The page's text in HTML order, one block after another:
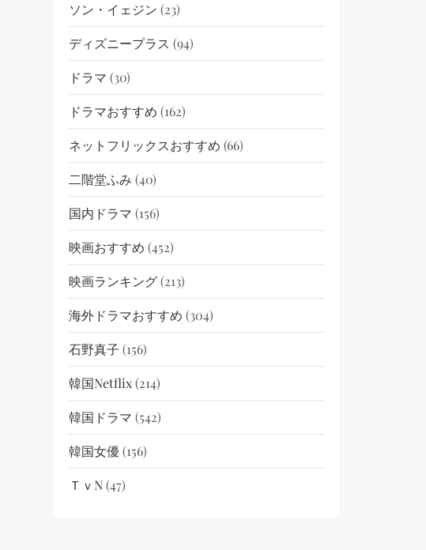
ソン・イェジン (23)
ディズニープラス (94)
ドラマ (30)
ドラマおすすめ (162)
ネットフリックスおすすめ (66)
二階堂ふみ (40)
国内ドラマ (156)
映画おすすめ (452)
映画ランキング(213)
海外ドラマおすすめ (304)
石野真子 (156)
韓国netflix(214)
韓国ドラマ (542)
韓国女優(156)
ＴｖN(47)